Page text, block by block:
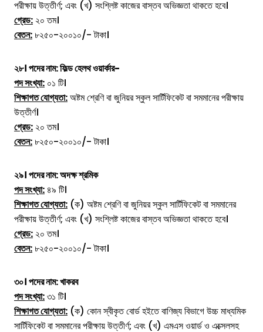
পরীক্ষায় উত্তীর্ণ; এবং (খ) সংশ্লিষ্ট কাজের বাস্তব অভিজ্ঞতা থাকতে হবে।
গ্রেড: ২০ তম।
বেতন:৮২৫০-২০০১০/- টাকা।
২৮। পদের নাম:ফিল্ড হেলথ ওয়ার্কার-
পদ সংখ্যা: ০১ টি।
শিক্ষাগত যোগ্যতা:অষ্টম শ্রেণি বা জুনিয়র স্কুল সার্টিফিকেট বা সমমানের পরীক্ষায়
উত্তীর্ণ।
গ্রেড: ২০ তম।
বেতন:৮২৫০-২০০১০/- টাকা।
২৯। পদের নাম:অদক্ষ শ্রমিক
পদ সংখ্যা: ৪৯ টি।
শিক্ষাগত যোগ্যতা: (ক) অষ্টম শ্রেণি বা জুনিয়র স্কুল সার্টিফিকেট বা সমমানের
পরীক্ষায় উত্তীর্ণ; এবং (খ) সংশ্লিষ্ট কাজের বাস্তব অভিজ্ঞতা থাকতে হবে।
গ্রেড: ২০ তম।
বেতন:৮২৫০-২০০১০/- টাকা।
৩০। পদের নাম:খাকরব
পদ সংখ্যা:৩১ টি।
শিক্ষাগত যোগ্যতা: (ক) কোন স্বীকৃত বোর্ড হইতে বাণিজ্য বিভাগে উচ্চ মাধ্যমিক
সার্টিফিকেট বা সমমানের পরীক্ষায় উত্তীর্ণ; এবং (খ) এমএস ওয়ার্ড ও এক্সেলসহ